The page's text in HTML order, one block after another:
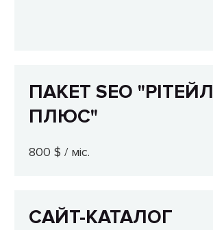
ПАКЕТ SEO "РІТЕЙЛ
ПЛЮС"
800 $ / міс.
САЙТ-КАТАЛОГ